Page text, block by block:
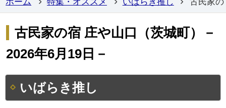
古民家の宿 庄や山口（茨城町）－
2026年6月19日－
いばらき推し